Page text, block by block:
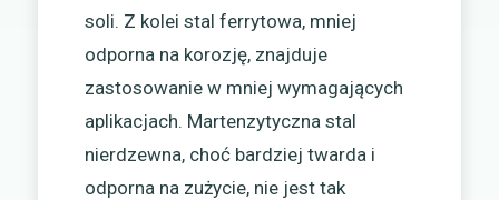
soli. Z kolei stal ferrytowa, mniej
odporna na korozję, znajduje
zastosowanie w mniej wymagających
aplikacjach. Martenzytyczna stal
nierdzewna, choć bardziej twarda i
odporna na zużycie, nie jest tak